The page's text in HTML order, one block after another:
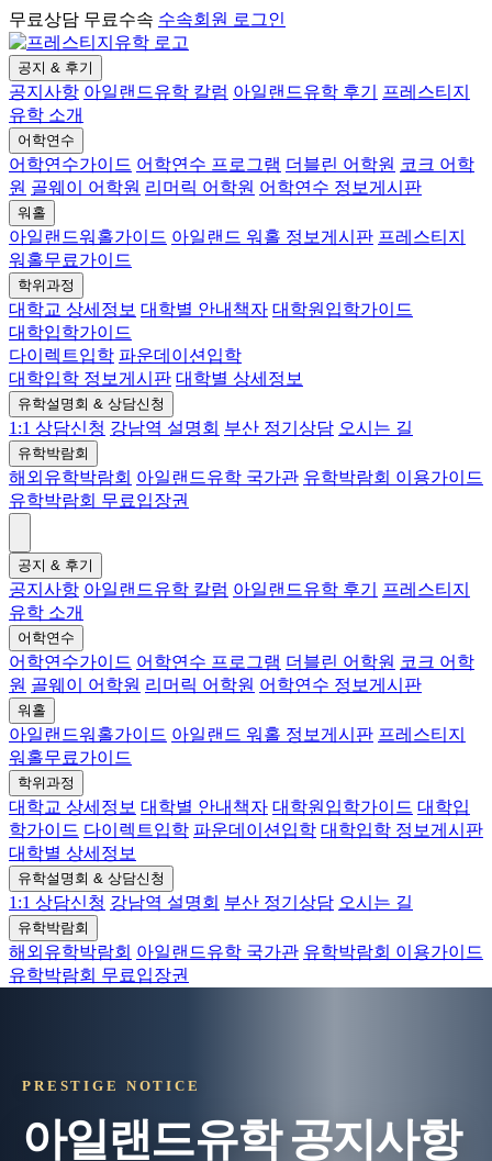
무료상담 무료수속 수속회원 로그인
공지 & 후기
공지사항 아일랜드유학 칼럼 아일랜드유학 후기
프레스티지
유학 소개
어학연수
어학연수가이드 어학연수 프로그램 더블린 어학원 코크 어학
원 골웨이 어학원 리머릭 어학원 어학연수 정보게시판
워홀
아일랜드워홀가이드 아일랜드 워홀 정보게시판 프레스티지
워홀무료가이드
학위과정
대학교 상세정보 대학별 안내책자 대학원입학가이드
대학입학가이드
다이렉트입학 파운데이션입학
대학입학 정보게시판 대학별 상세정보
유학설명회 & 상담신청
1:1 상담신청 강남역 설명회 부산 정기상담 오시는 길
유학박람회
해외유학박람회 아일랜드유학 국가관 유학박람회 이용가이드
유학박람회 무료입장권
공지 & 후기
공지사항 아일랜드유학 칼럼 아일랜드유학 후기
프레스티지
유학 소개
어학연수
어학연수가이드 어학연수 프로그램 더블린 어학원 코크 어학
원 골웨이 어학원 리머릭 어학원 어학연수 정보게시판
워홀
아일랜드워홀가이드 아일랜드 워홀 정보게시판 프레스티지
워홀무료가이드
학위과정
대학교 상세정보 대학별 안내책자 대학원입학가이드 대학입
학가이드 다이렉트입학 파운데이션입학 대학입학 정보게시판
대학별 상세정보
유학설명회 & 상담신청
1:1 상담신청 강남역 설명회 부산 정기상담 오시는 길
유학박람회
해외유학박람회 아일랜드유학 국가관 유학박람회 이용가이드
유학박람회 무료입장권
PRESTIGE NOTICE
아일랜드유학 공지사항